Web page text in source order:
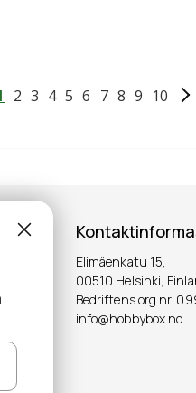
2 3 4 5 6 7 8 9 10
Elimäenkatu 15,
00510 Helsinki,
Bedriftens org.nr.
info@hobbybox.no